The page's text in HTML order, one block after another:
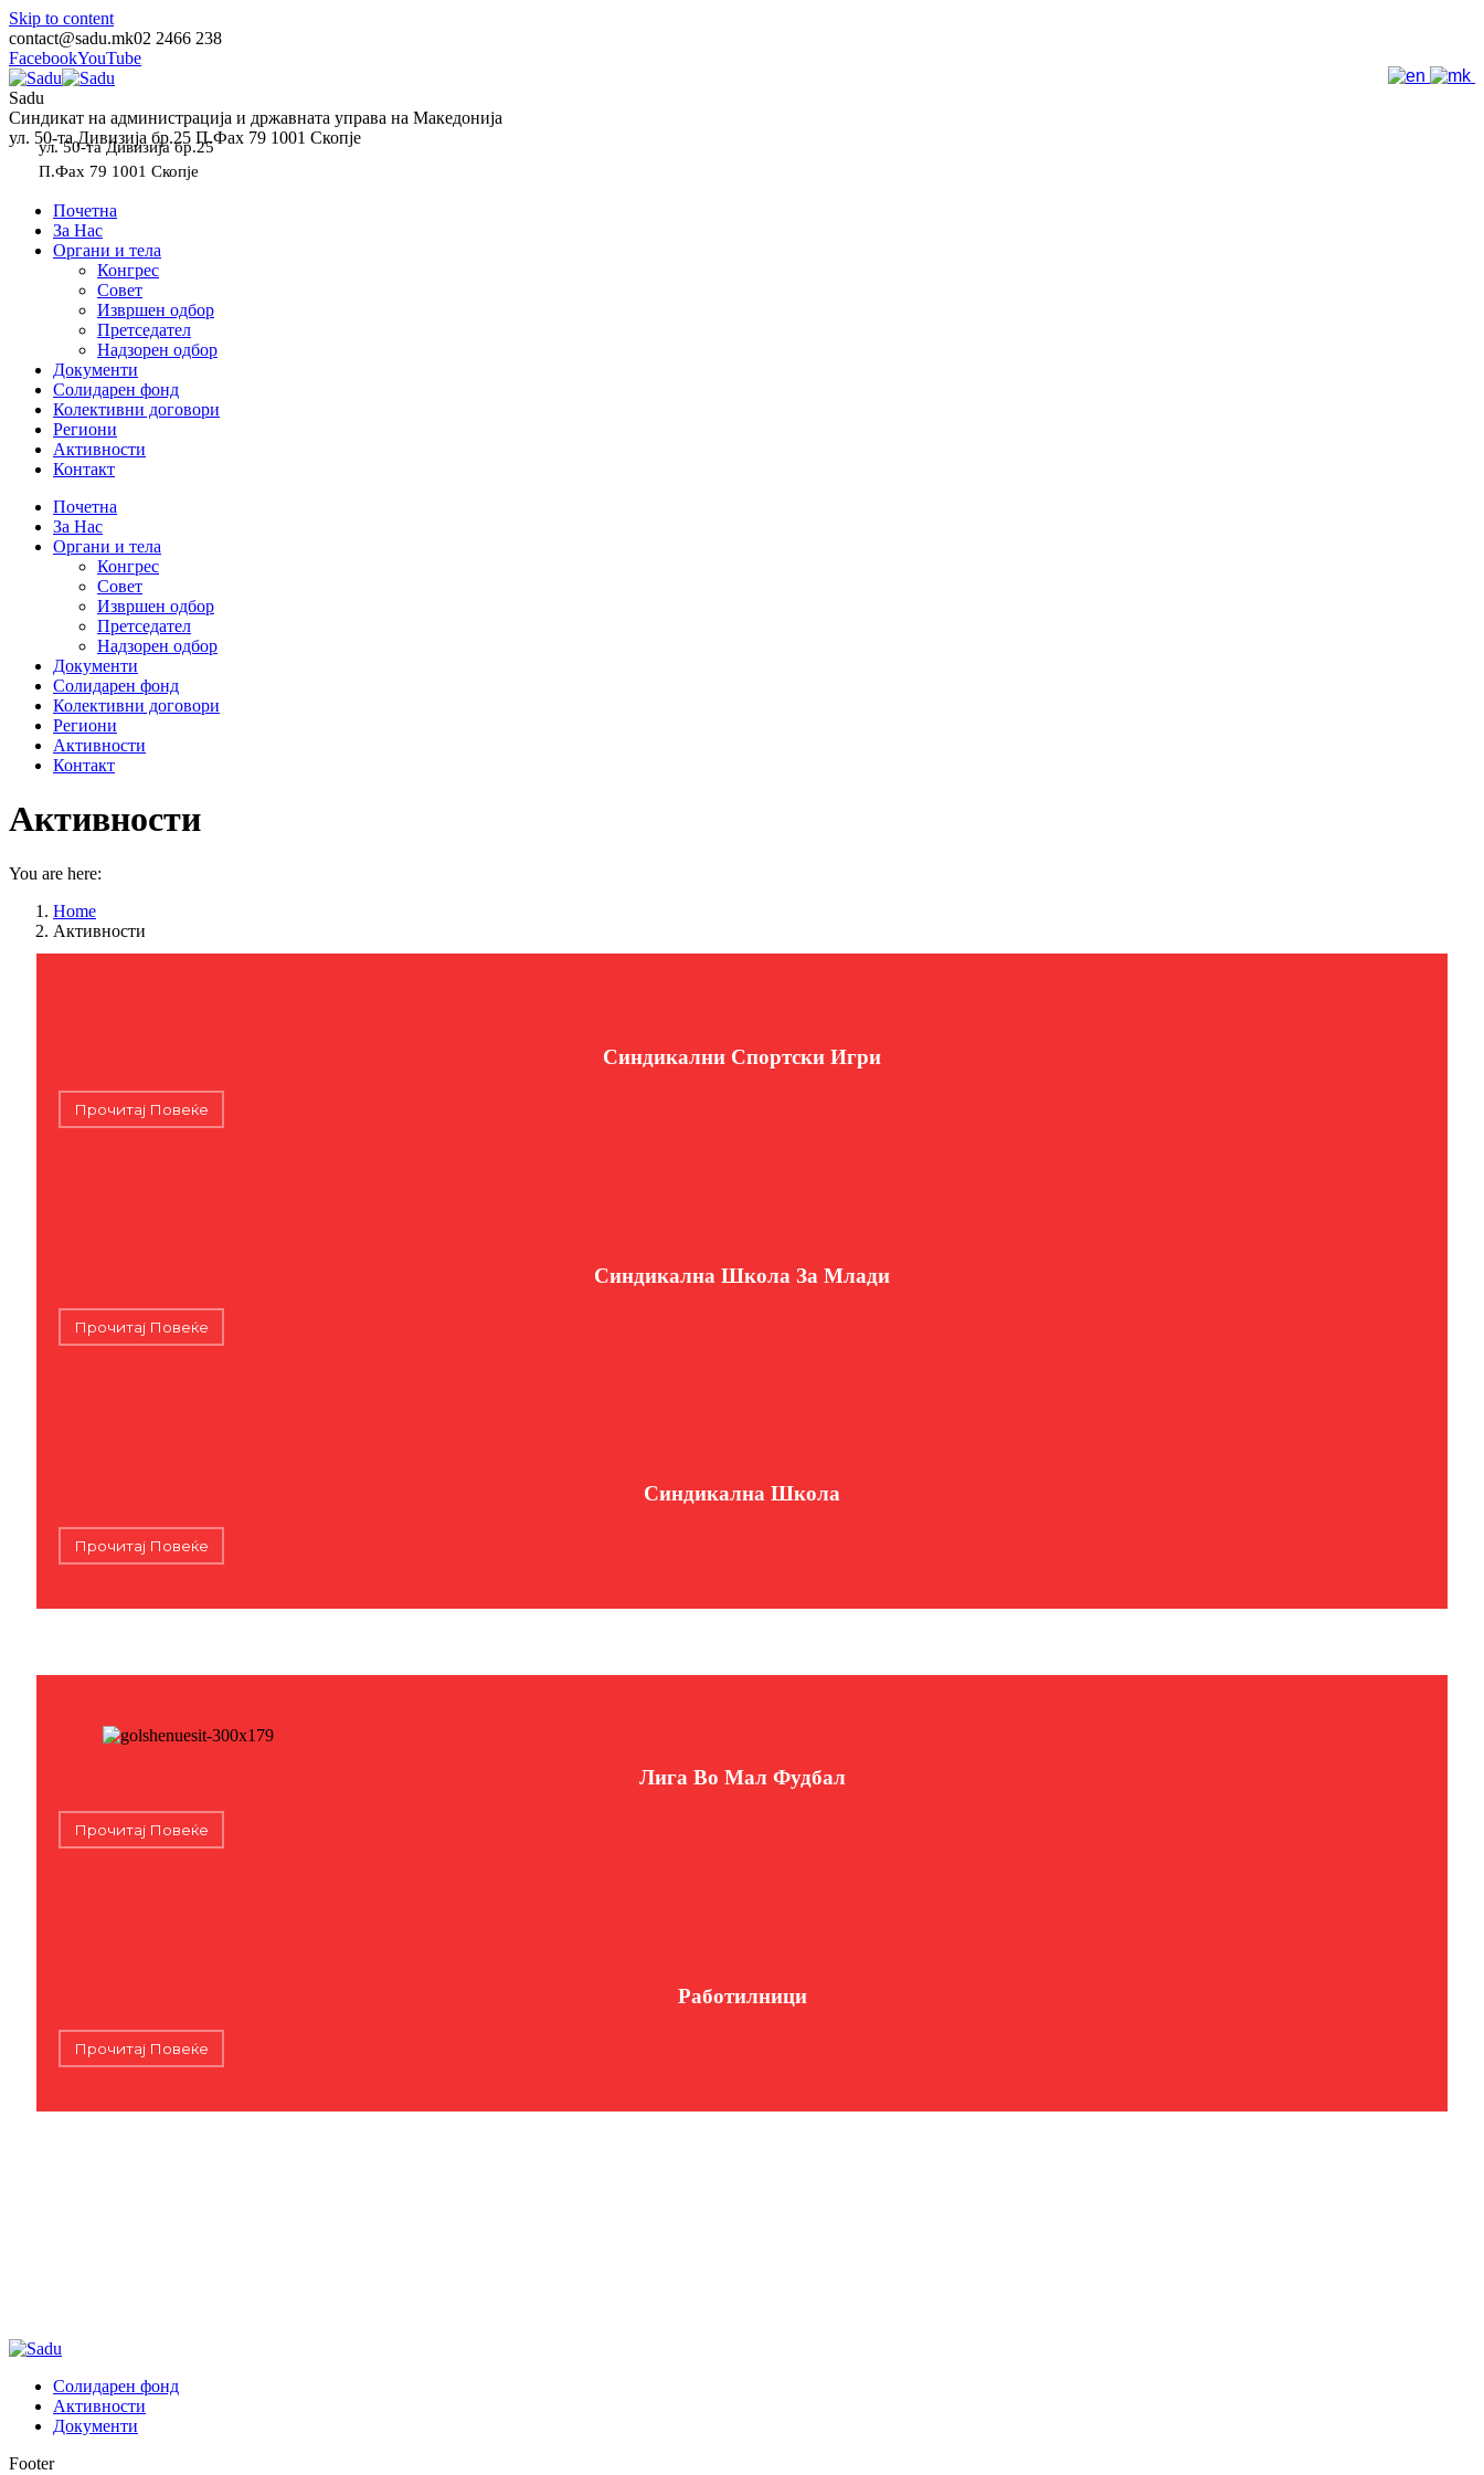
Skip to content
contact@sadu.mk02 2466 238
FacebookYouTube
Sadu
Синдикат на администрација и државната управа на Македонија
ул. 50-та Дивизија бр.25 П.Фах 79 1001 Скопје
ул. 50-та Дивизија бр.25
П.Фах 79 1001 Скопје
Почетна
За Нас
Органи и тела
Конгрес
Совет
Извршен одбор
Претседател
Надзорен одбор
Документи
Солидарен фонд
Колективни договори
Региони
Активности
Контакт
Почетна
За Нас
Органи и тела
Конгрес
Совет
Извршен одбор
Претседател
Надзорен одбор
Документи
Солидарен фонд
Колективни договори
Региони
Активности
Контакт
Активности
You are here:
Home
Активности
Синдикални Спортски Игри
Прочитај Повеќе
Синдикална Школа За Млади
Прочитај Повеќе
Синдикална Школа
Прочитај Повеќе
Лига Во Мал Фудбал
Прочитај Повеќе
Работилници
Прочитај Повеќе
Солидарен фонд
Активности
Документи
Footer